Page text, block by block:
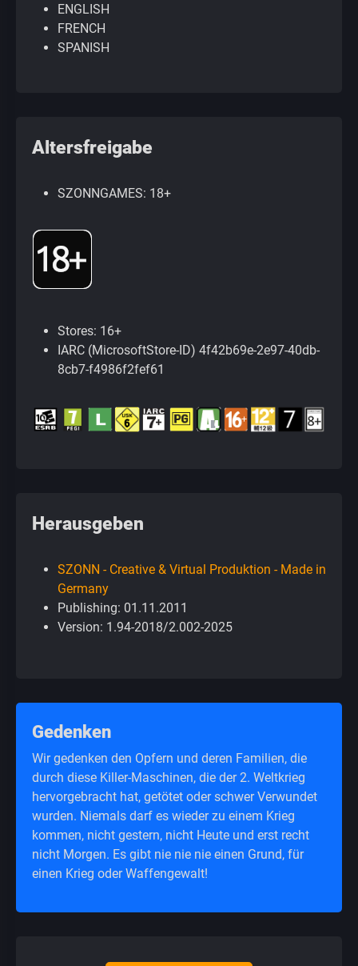
ENGLISH
FRENCH
SPANISH
Altersfreigabe
SZONNGAMES: 18+
Stores: 16+
IARC (MicrosoftStore-ID) 4f42b69e-2e97-40db-
8cb7-f4986f2fef61
Herausgeben
SZONN - Creative & Virtual Produktion - Made in
Germany
Publishing: 01.11.2011
Version: 1.94-2018/2.002-2025
Gedenken
Wir gedenken den Opfern und deren Familien, die
durch diese Killer-Maschinen, die der 2. Weltkrieg
hervorgebracht hat, getötet oder schwer Verwundet
wurden. Niemals darf es wieder zu einem Krieg
kommen, nicht gestern, nicht Heute und erst recht
nicht Morgen. Es gibt nie nie nie einen Grund, für
einen Krieg oder Waffengewalt!